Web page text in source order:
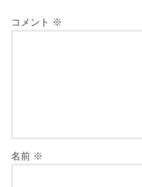
コメント ※
名前 ※